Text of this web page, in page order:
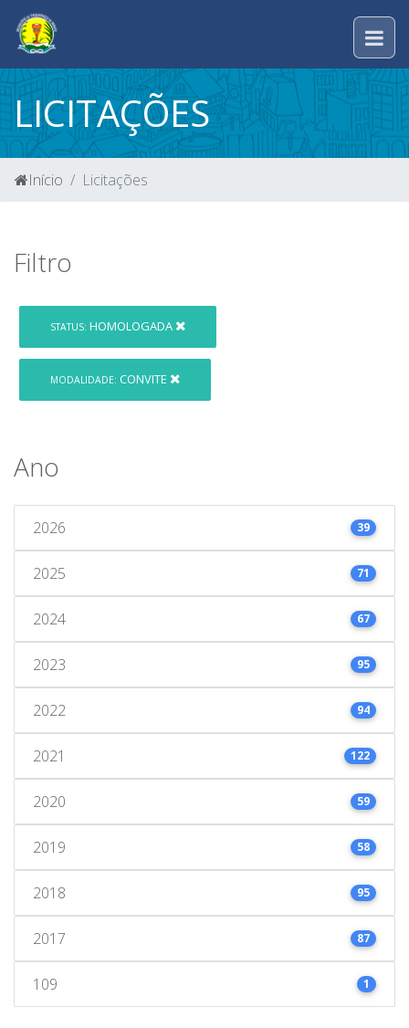
LICITAÇÕES
Início Licitações
Filtro
STATUS: HOMOLOGADA
MODALIDADE: CONVITE
Ano
2026 39
2025 71
2024 67
2023 95
2022 94
2021 122
2020 59
2019 58
2018 95
2017 87
109 1